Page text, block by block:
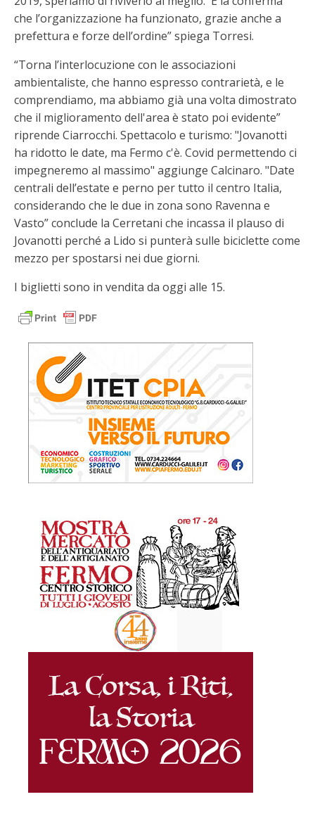
che l’organizzazione ha funzionato, grazie anche a
prefettura e forze dell’ordine” spiega Torresi.
“Torna l’interlocuzione con le associazioni
ambientaliste, che hanno espresso contrarietà, e le
comprendiamo, ma abbiamo già una volta dimostrato
che il miglioramento dell'area è stato poi evidente”
riprende Ciarrocchi. Spettacolo e turismo: "Jovanotti
ha ridotto le date, ma Fermo c'è. Covid permettendo ci
impegneremo al massimo" aggiunge Calcinaro. "Date
centrali dell’estate e perno per tutto il centro Italia,
considerando che le due in zona sono Ravenna e
Vasto” conclude la Cerretani che incassa il plauso di
Jovanotti perché a Lido si punterà sulle biciclette come
mezzo per spostarsi nei due giorni.
I biglietti sono in vendita da oggi alle 15.